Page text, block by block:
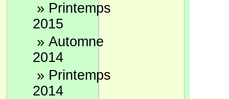
» Printemps
2015
» Automne
2014
» Printemps
2014